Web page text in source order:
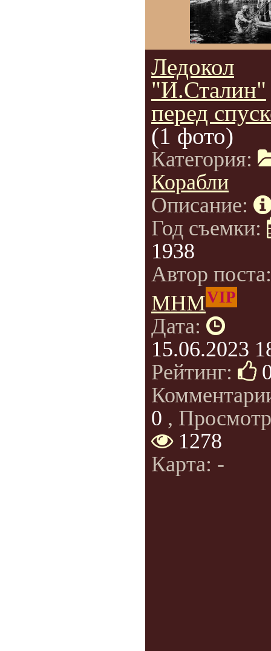
Ледокол
"И.Сталин"
перед
(1 фото)
Категория:
Корабли
Описание:
Год съемки:
1938
Автор
МНМVIP
Дата:
15.06.2023
Рейтинг:
0 ,
1278
Карта: -